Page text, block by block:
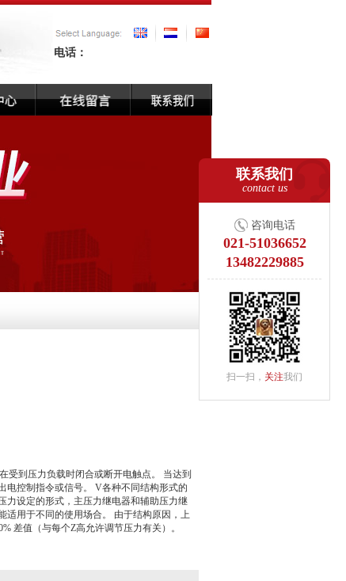
电话：
联系我们
contact us
咨询电话
021-51036652
13482229885
扫一扫， 关注我们
受到压力负载时闭合或断开电触点。 当达到
电控制指令或信号。 V各种不同结构形式的
力设定的形式，主压力继电器和辅助压力继
适用于不同的使用场合。 由于结构原因，上
差值（与每个Z高允许调节压力有关）。